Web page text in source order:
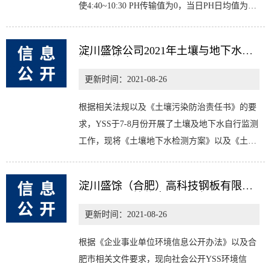
使4:40~10:30 PH传输值为0，当日PH日均值为
淀川盛馀公司2021年土壤与地下水检
更新时间：2021-08-26
根据相关法规以及《土壤污染防治责任书》的要
求，YSS于7-8月份开展了土壤及地下水自行监测
工作，现将《土壤地下水检测方案》以及《土壤
淀川盛馀（合肥）高科技钢板有限公
更新时间：2021-08-26
根据《企业事业单位环境信息公开办法》以及合
肥市相关文件要求，现向社会公开YSS环境信